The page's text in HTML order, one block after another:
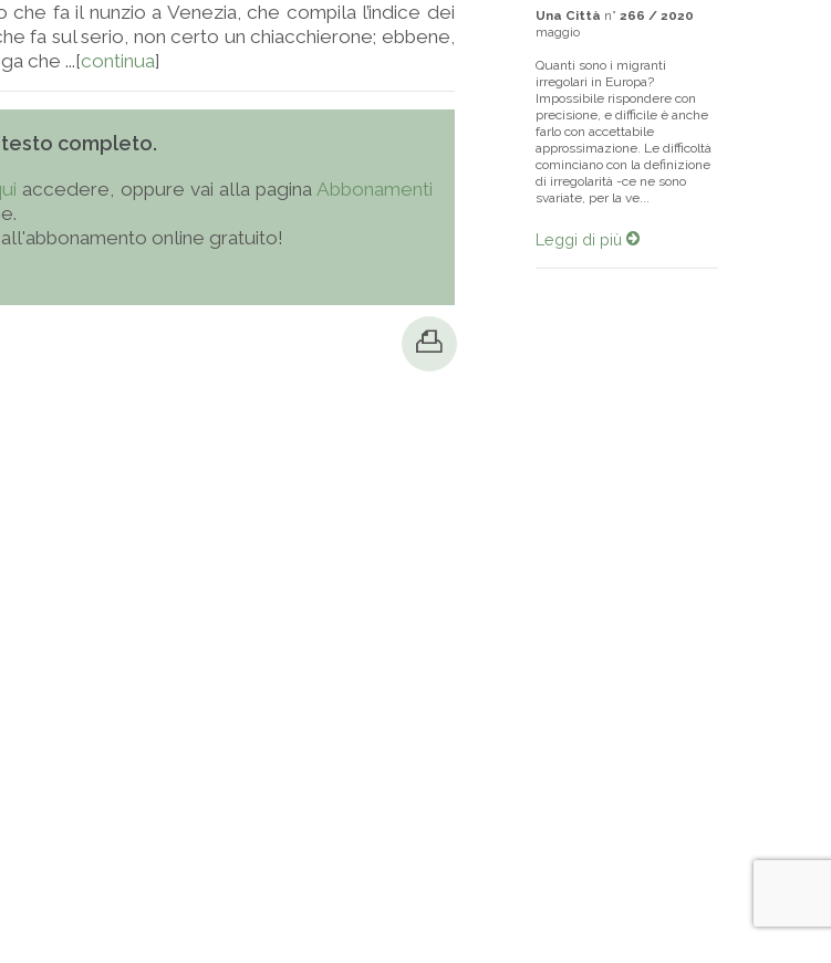
fa il nunzio a Venezia, che compila l’indice dei
fa sul serio, non certo un chiacchierone; ebbene,
che ...[continua]
testo completo.
accedere, oppure vai alla pagina Abbonamenti
online gratuito!
Una Città n° 266 / 2020
maggio
Quanti sono i migranti
irregolari in Europa?
Impossibile rispondere con
precisione, e difficile è anche
farlo con accettabile
approssimazione. Le difficoltà
cominciano con la definizione
di irregolarità -ce ne sono
svariate, per la ve...
Leggi di più